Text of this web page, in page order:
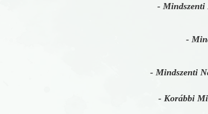
- Mindszenti
-
- Mindszenti
- Korábbi